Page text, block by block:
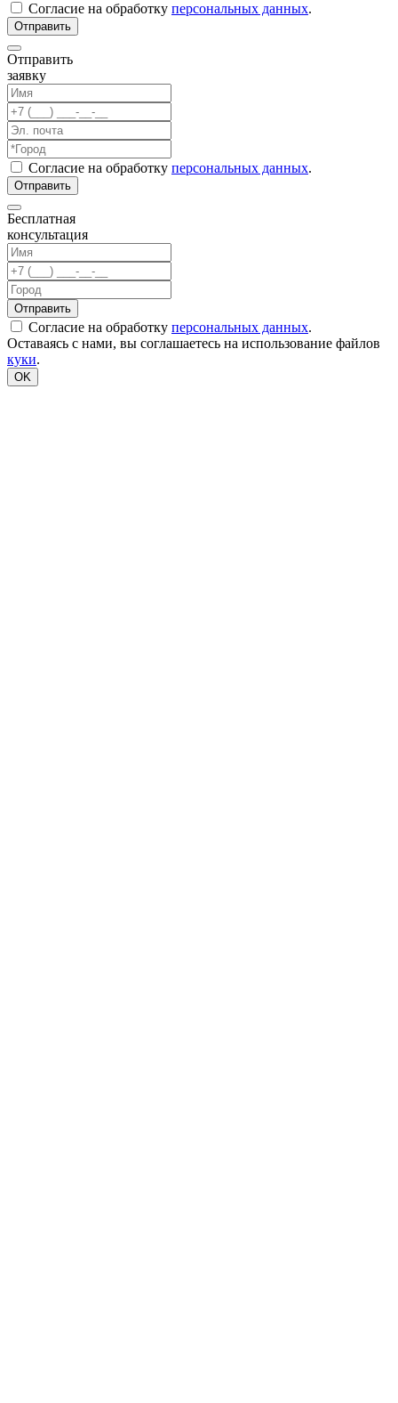
Согласие на обработку персональных данных.
Отправить
заявку
Согласие на обработку персональных данных.
Бесплатная
консультация
Согласие на обработку персональных данных.
Оставаясь с нами, вы соглашаетесь на использование файлов
куки.
OK